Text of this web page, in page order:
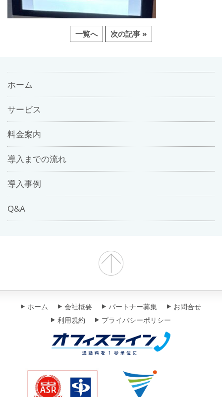
一覧へ 次の記事 »
ホーム
サービス
料金案内
導入までの流れ
導入事例
Q&A
ホーム 会社概要 パートナー募集
お問合せ
利用規約
プライバシーポリシー